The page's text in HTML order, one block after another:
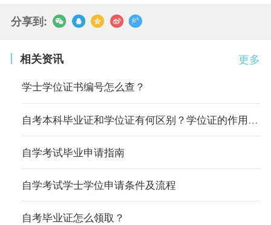
分享到:
更多
相关资讯
学士学位证书编号怎么查？
自考本科毕业证和学位证有何区别？学位证的作用有哪些？
自学考试毕业申请指南
自学考试学士学位申请条件及流程
自考毕业证怎么领取？